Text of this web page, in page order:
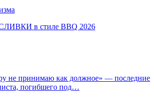
в стиле BBQ 2026
не принимаю как должное» — последние
погибшего под…